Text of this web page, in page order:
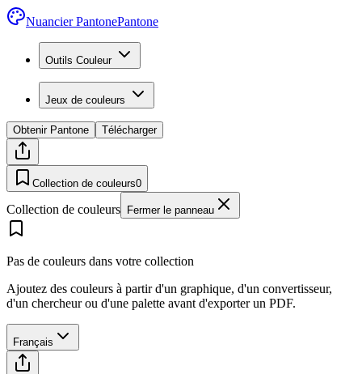
Nuancier PantonePantone
Outils Couleur
Jeux de couleurs
Obtenir Pantone Télécharger
Collection de couleurs0
Collection de couleurs Fermer le panneau
Pas de couleurs dans votre collection
Ajoutez des couleurs à partir d'un graphique, d'un convertisseur,
d'un chercheur ou d'une palette avant d'exporter un PDF.
Français